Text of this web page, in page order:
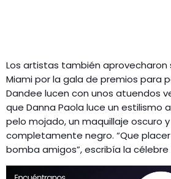
Los artistas también aprovecharon
Miami por la gala de premios para
Dandee lucen con unos atuendos
que Danna Paola luce un estilismo
pelo mojado, un maquillaje oscuro
completamente negro. “Que
bomba amigos”, escribía la